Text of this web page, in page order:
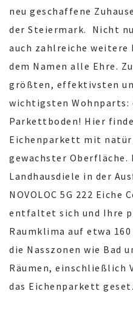
neu geschaffene
der Steiermark. Nicht
auch zahlreiche weitere
dem Namen alle Ehre.
größten, effektivsten
wichtigsten Wohnparts:
Parkettboden! Hier
Eichenparkett mit
gewachster
Landhausdiele in der
NOVOLOC 5G 222 Eiche
entfaltet sich und Ihre
Raumklima auf etwa
die Nasszonen wie Bad
Räumen, einschließlich
das Eichenparkett